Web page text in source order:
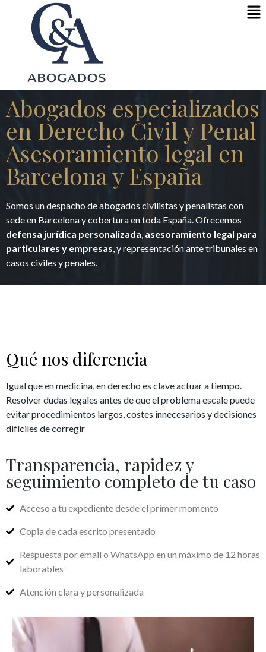
Abogados especializados
en Derecho Civil y Penal
Asesoramiento legal en
Barcelona y España
Somos un despacho de abogados civilistas y penalistas con
sede en Barcelona y cobertura en toda España. Ofrecemos
defensa jurídica personalizada, asesoramiento legal para
particulares y empresas, y representación ante tribunales en
casos civiles y penales.
Qué nos diferencia
Igual que en medicina, en derecho es clave actuar a tiempo.
Resolver dudas legales antes de que el problema escale puede
evitar procedimientos largos, costes innecesarios y decisiones
difíciles de corregir
Transparencia, rapidez y
seguimiento completo de tu caso
Acceso a tu expediente desde el primer momento
Copia de cada escrito presentado
Respuesta por email o WhatsApp en un máximo de 12 horas
laborables
Atención clara y personalizada